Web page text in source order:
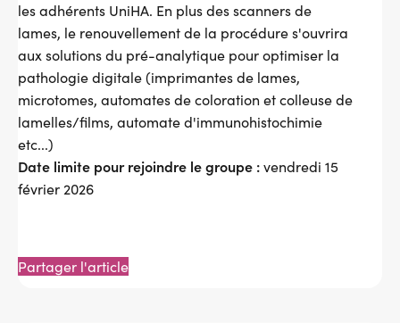
les adhérents UniHA. En plus des scanners de
lames, le renouvellement de la procédure s'ouvrira
aux solutions du pré-analytique pour optimiser la
pathologie digitale (imprimantes de lames,
microtomes, automates de coloration et colleuse de
lamelles/films, automate d'immunohistochimie
etc...)
Date limite pour rejoindre le groupe :vendredi 15
février2026
Partager l'article